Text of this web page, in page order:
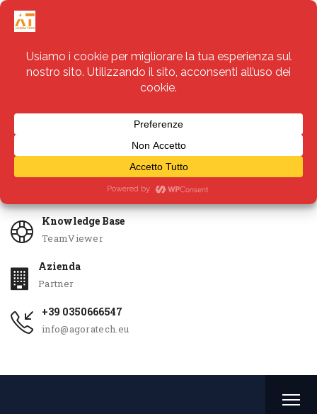
Servizi
Knowledge Base
TeamViewer
Azienda
Partner
+39 0350666547
info@agoratech.eu